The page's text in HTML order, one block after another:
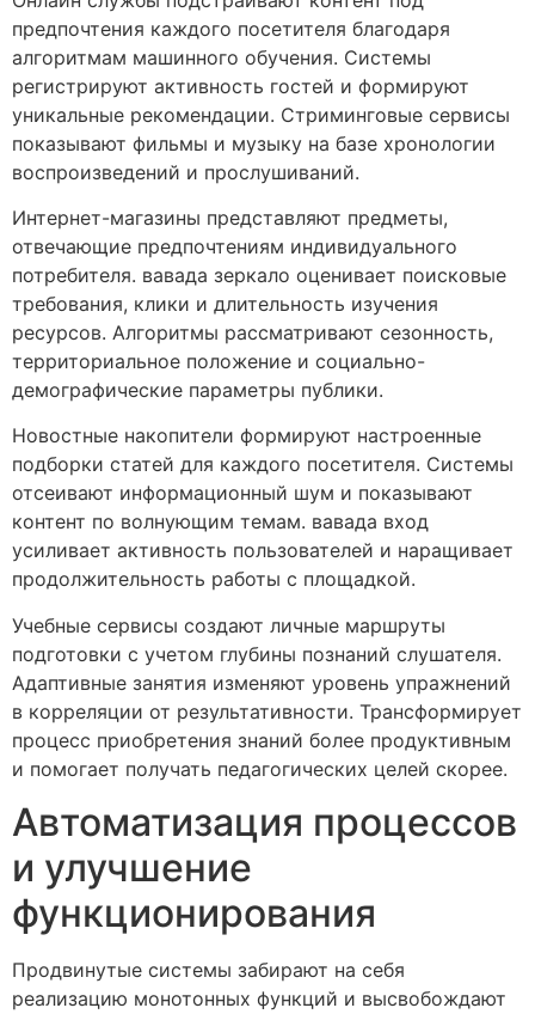
предпочтения каждого посетителя благодаря
алгоритмам машинного обучения. Системы
регистрируют активность гостей и формируют
уникальные рекомендации. Стриминговые сервисы
показывают фильмы и музыку на базе хронологии
воспроизведений и прослушиваний.
Интернет-магазины представляют предметы,
отвечающие предпочтениям индивидуального
потребителя. вавада зеркало оценивает поисковые
требования, клики и длительность изучения
ресурсов. Алгоритмы рассматривают сезонность,
территориальное положение и социально-
демографические параметры публики.
Новостные накопители формируют настроенные
подборки статей для каждого посетителя. Системы
отсеивают информационный шум и показывают
контент по волнующим темам. вавада вход
усиливает активность пользователей и наращивает
продолжительность работы с площадкой.
Учебные сервисы создают личные маршруты
подготовки с учетом глубины познаний слушателя.
Адаптивные занятия изменяют уровень упражнений
в корреляции от результативности. Трансформирует
процесс приобретения знаний более продуктивным
и помогает получать педагогических целей скорее.
Автоматизация процессов
и улучшение
функционирования
Продвинутые системы забирают на себя
реализацию монотонных функций и высвобождают